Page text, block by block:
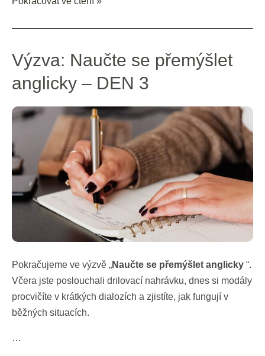
Výzva: Naučte se přemýšlet
anglicky – DEN 3
Pokračujeme ve výzvě „Naučte se přemýšlet anglicky “.
Včera jste poslouchali drilovací nahrávku, dnes si modály
procvičíte v krátkých dialozích a zjistíte, jak fungují v
běžných situacích.
…
Výzva:
Naučte
se
anglicky
DEN
3